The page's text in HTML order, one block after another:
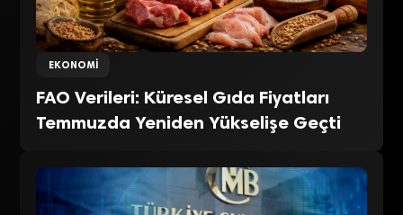
EKONOMI
FAO Verileri: Küresel Gıda Fiyatları
Temmuzda Yeniden Yükselişe Geçti